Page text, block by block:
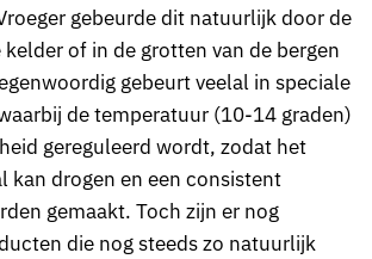
gebeurde dit natuurlijk door de
of in de grotten van de bergen
gebeurt veelal in speciale
de temperatuur (10-14 graden)
gereguleerd wordt, zodat het
kan drogen en een consistent
gemaakt. Toch zijn er nog
die nog steeds zo natuurlijk